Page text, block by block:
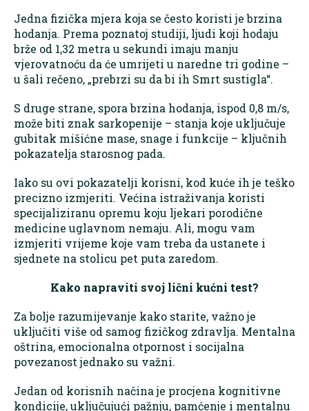
Jedna fizička mjera koja se često koristi je brzina
hodanja. Prema poznatoj studiji, ljudi koji hodaju
brže od 1,32 metra u sekundi imaju manju
vjerovatnoću da će umrijeti u naredne tri godine –
u šali rečeno, „prebrzi su da bi ih Smrt sustigla“.
S druge strane, spora brzina hodanja, ispod 0,8 m/s,
može biti znak sarkopenije – stanja koje uključuje
gubitak mišićne mase, snage i funkcije – ključnih
pokazatelja starosnog pada.
Iako su ovi pokazatelji korisni, kod kuće ih je teško
precizno izmjeriti. Većina istraživanja koristi
specijaliziranu opremu koju ljekari porodične
medicine uglavnom nemaju. Ali, mogu vam
izmjeriti vrijeme koje vam treba da ustanete i
sjednete na stolicu pet puta zaredom.
Kako napraviti svoj lični kućni test?
Za bolje razumijevanje kako starite, važno je
uključiti više od samog fizičkog zdravlja. Mentalna
oštrina, emocionalna otpornost i socijalna
povezanost jednako su važni.
Jedan od korisnih načina je procjena kognitivne
kondicije, uključujući pažnju, pamćenje i mentalnu